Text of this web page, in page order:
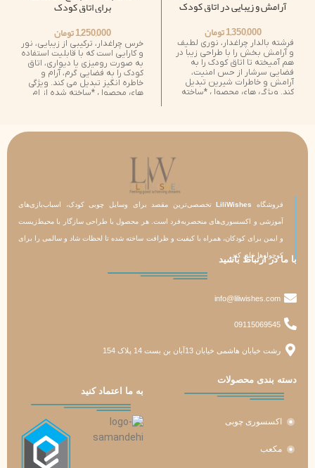
آرامش و زیبایی در اتاق کودک
1,350,000تومان
فرشته بالدار چراغدار، نوری لطیف
و آرامش بخش را با طراحی زیبا در
هم آمیخته تا اتاق کودک را به
فضایی سرشار از حس امنیت،
آرامش و خاطرات شیرین تبدیل
کند. ویژگی های محصول *ساخته
استفاده بصورت رومیزی و دیواری
برای اتاق کودک
1,250,000تومان
خرس چراغدار، ترکیبی از زیبایی، نور
و کارایی است که با قابلیت استفاده
به صورت رومیزی یا دیواری، اتاق
کودک را به فضایی گرم، آرام و
خاطره انگیز تبدیل می کند. ویژگی
های محصول *ساخته شده از ام
استفاده بصورت رومیزی و دیواری
فروشگاه LiliWishesتخصصی‌ترین مقصد برای وسایل چوبی کودک، اسباب‌بازی‌های
آموزشی و اکسسوری‌های منحصربه‌فرد است. هر محصول با طراحی سازگار با محیط‌زیست
و ایمن برای کودکان، همراه با کیفیت و ظرافت ساخته شده تا لحظات شاد و سالمی را برای
کوچولوها خلق کند.
با ما در ارتباط باشید
info@liliwishes.com
09115069545
رشت خیابان هاشمی خیابان 13آبان بن بست 14 پلاک 154
دسته‌ بندی محصولات
اکسسوری چوبی
مکعب
به ما اعتماد کنید